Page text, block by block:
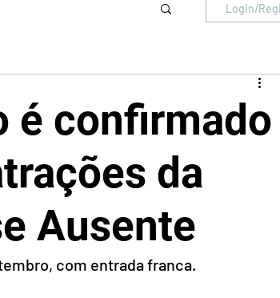
Login/
é confirmado
da
Ausente
com entrada franca.